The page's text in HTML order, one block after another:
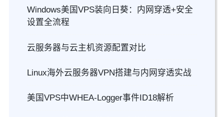
Windows美国VPS装向日葵：内网穿透+安全
设置全流程
云服务器与云主机资源配置对比
Linux海外云服务器VPN搭建与内网穿透实战
美国VPS中WHEA-Logger事件ID18解析